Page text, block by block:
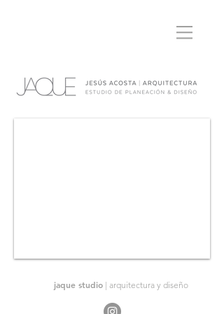
jaque studio | arquitectura y diseño